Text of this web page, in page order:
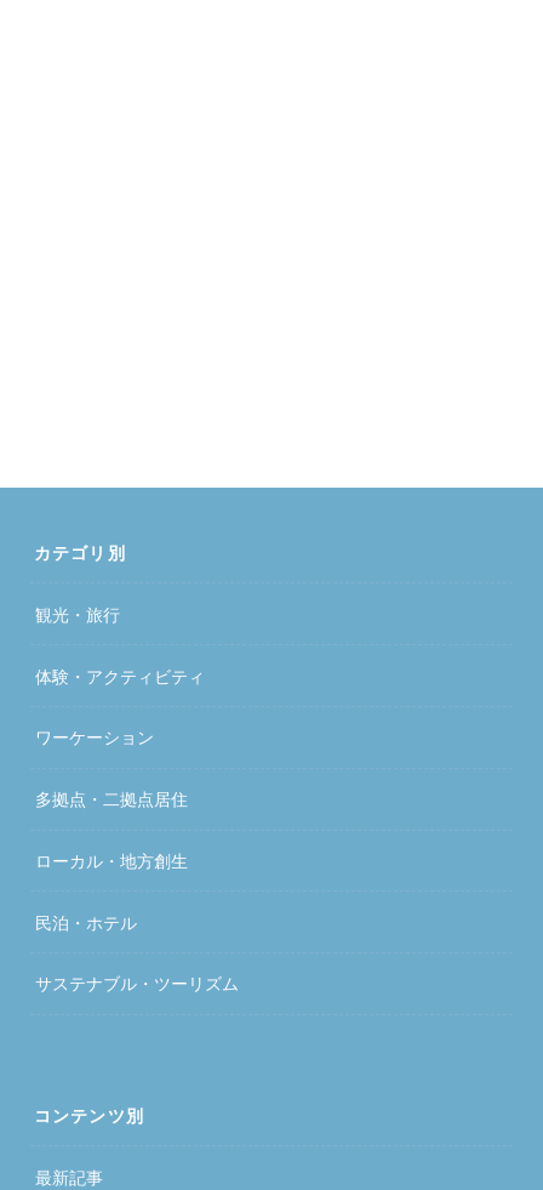
カテゴリ別
観光・旅行
体験・アクティビティ
ワーケーション
多拠点・二拠点居住
ローカル・地方創生
民泊・ホテル
サステナブル・ツーリズム
コンテンツ別
最新記事